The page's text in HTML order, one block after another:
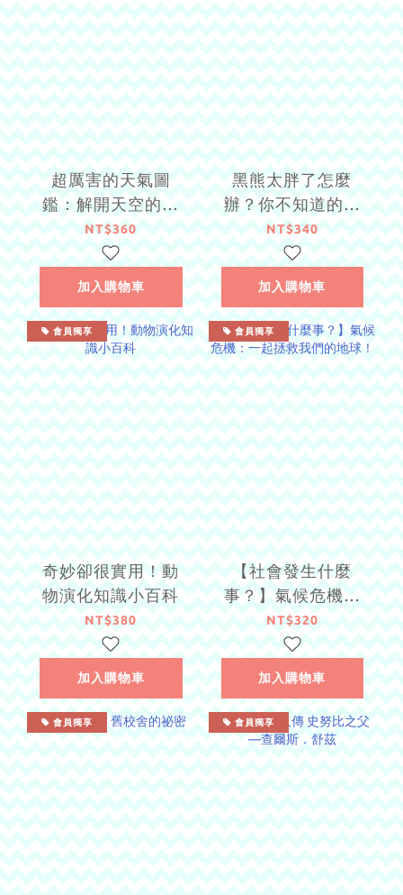
超厲害的天氣圖
鑑：解開天空的一
切奧祕！
NT$360
加入購物車
黑熊太胖了怎麼
辦？你不知道的動
物園小祕密
NT$340
加入購物車
會員獨享
奇妙卻很實用！動
物演化知識小百科
NT$380
加入購物車
會員獨享
【社會發生什麼
事？】氣候危機：
一起拯救我們的地
球！
NT$320
加入購物車
會員獨享 會員獨享